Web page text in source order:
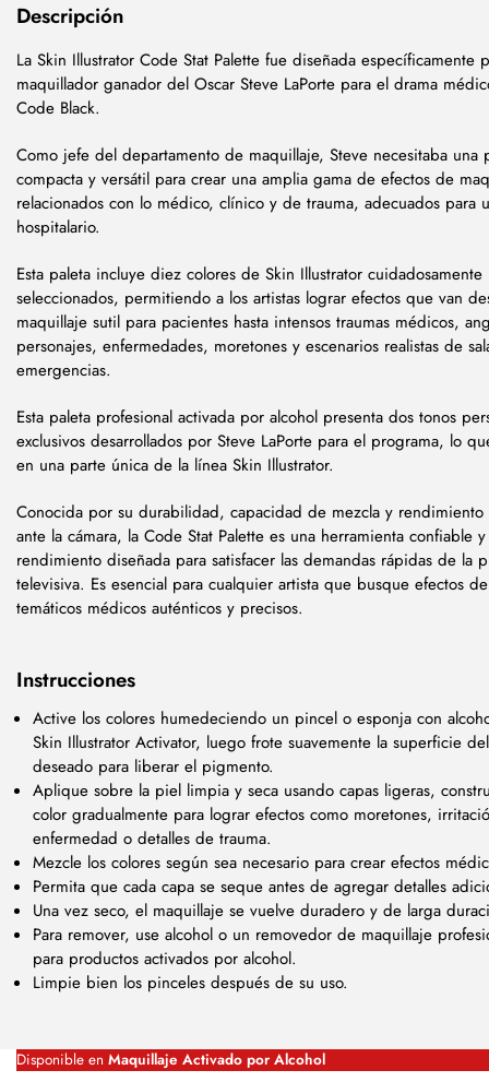
Descripción
La Skin Illustrator Code Stat Palette fue diseñada específicamente
maquillador ganador del Oscar Steve LaPorte para el drama
Code Black.
Como jefe del departamento de maquillaje, Steve necesitaba una
compacta y versátil para crear una amplia gama de efectos de
relacionados con lo médico, clínico y de trauma, adecuados para
hospitalario.
Esta paleta incluye diez colores de Skin Illustrator cuidadosamente
seleccionados, permitiendo a los artistas lograr efectos que van
maquillaje sutil para pacientes hasta intensos traumas médicos,
personajes, enfermedades, moretones y escenarios realistas de
emergencias.
Esta paleta profesional activada por alcohol presenta dos tonos
exclusivos desarrollados por Steve LaPorte para el programa, lo
en una parte única de la línea Skin Illustrator.
Conocida por su durabilidad, capacidad de mezcla y
ante la cámara, la Code Stat Palette es una herramienta confiable
rendimiento diseñada para satisfacer las demandas rápidas de la
televisiva. Es esencial para cualquier artista que busque efectos
temáticos médicos auténticos y precisos.
Instrucciones
Active los colores humedeciendo un pincel o esponja con
Skin Illustrator Activator, luego frote suavemente la superficie
deseado para liberar el pigmento.
Aplique sobre la piel limpia y seca usando capas ligeras,
color gradualmente para lograr efectos como moretones,
enfermedad o detalles de trauma.
Mezcle los colores según sea necesario para crear efectos
Permita que cada capa se seque antes de agregar detalles
Una vez seco, el maquillaje se vuelve duradero y de larga
Para remover, use alcohol o un removedor de maquillaje
para productos activados por alcohol.
Limpie bien los pinceles después de su uso.
Disponible en Maquillaje Activado por Alcohol